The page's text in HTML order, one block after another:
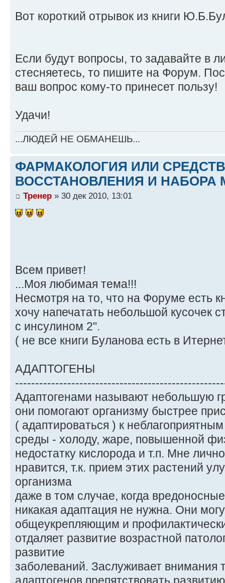
Вот короткий отрывок из книги
Если будут вопросы, то задавайте в
стесняетесь, то пишите на Форум.
ваш вопрос кому-то принесет пользу!
Удачи!
...ЛЮДЕЙ НЕ ОБМАНЕШЬ...
ФАРМАКОЛОГИЯ ИЛИ
ВОССТАНОВЛЕНИЯ И НАБОРА
Тренер » 30 дек 2010, 13:01
Всем привет!
...Моя любимая тема!!!
Несмотря на то, что на Форуме есть
хочу напечатать небольшой кусочек
с инсулином 2".
( не все книги Буланова есть в
АДАПТОГЕНЫ
Адаптогенами называют небольшую
они помогают организму быстрее
( адаптироваться ) к
среды - холоду, жаре, повышенной
недостатку кислорода и т.п. Мне
нравится, т.к. прием этих растений
организма
даже в том случае, когда
никакая адаптация не нужна. Они
общеукрепляющим и
отдаляет развитие возрастной
развитие
заболеваний. Заслуживает внимания